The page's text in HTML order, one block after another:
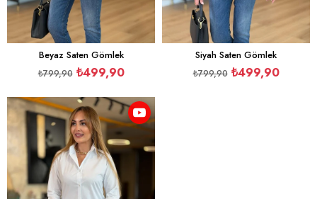
Beyaz Saten Gömlek
₺499,90
₺799,90
Siyah Saten Gömlek
₺499,90
₺799,90